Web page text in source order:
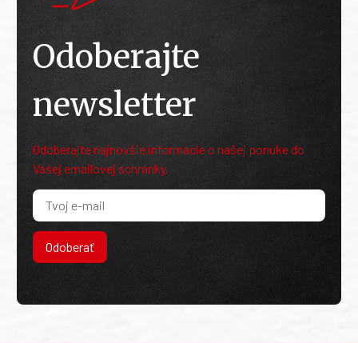
Odoberajte
newsletter
Odoberajte najnovšie informácie o našej ponuke do
Vašej emailovej schránky.
Odoberať